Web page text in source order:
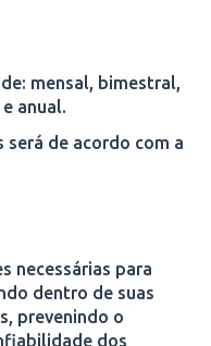
mensal, bimestral,
anual.
será de acordo com a
necessárias para
dentro de suas
prevenindo o
dos